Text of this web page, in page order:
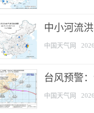
中小河流
中国天气网
台风预警
中国天气网